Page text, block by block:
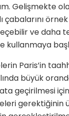
Gelişmekte
çabalarını
ve daha
kullanmaya
Paris’in
büyük
geçirilmesi
gerektiğinin